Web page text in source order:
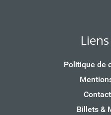
Politique de
Billets &